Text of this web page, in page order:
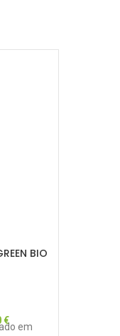
BIO
€
em